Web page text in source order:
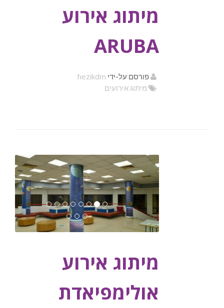
מיתוג אירוע
ARUBA
פורסם על-ידי hezikdm
מיתוג אירועים
מיתוג אירוע
אולימפיאדת